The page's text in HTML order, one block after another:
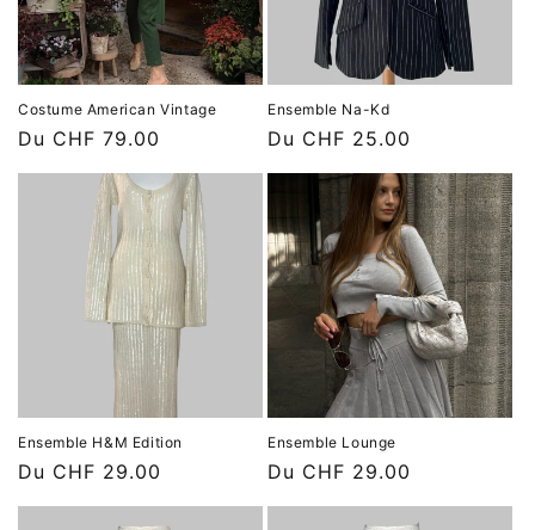
Costume American Vintage
Prix
habituel
Du CHF 79.00
Ensemble Na-Kd
Prix
habituel
Du CHF 25.00
Ensemble H&M Edition
Prix
habituel
Du CHF 29.00
Ensemble Lounge
Prix
habituel
Du CHF 29.00